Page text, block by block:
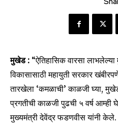
मुखेड : “ऐतिहासिक वारसा लाभलेल्या
विकासासाठी महायुती सरकार
तारखेला ‘कमळाची’ काळजी घ्या,
प्रगतीची काळजी पुढची ५ वर्ष
मुख्यमंत्री देवेंद्र फडणवीस यांनी केले.